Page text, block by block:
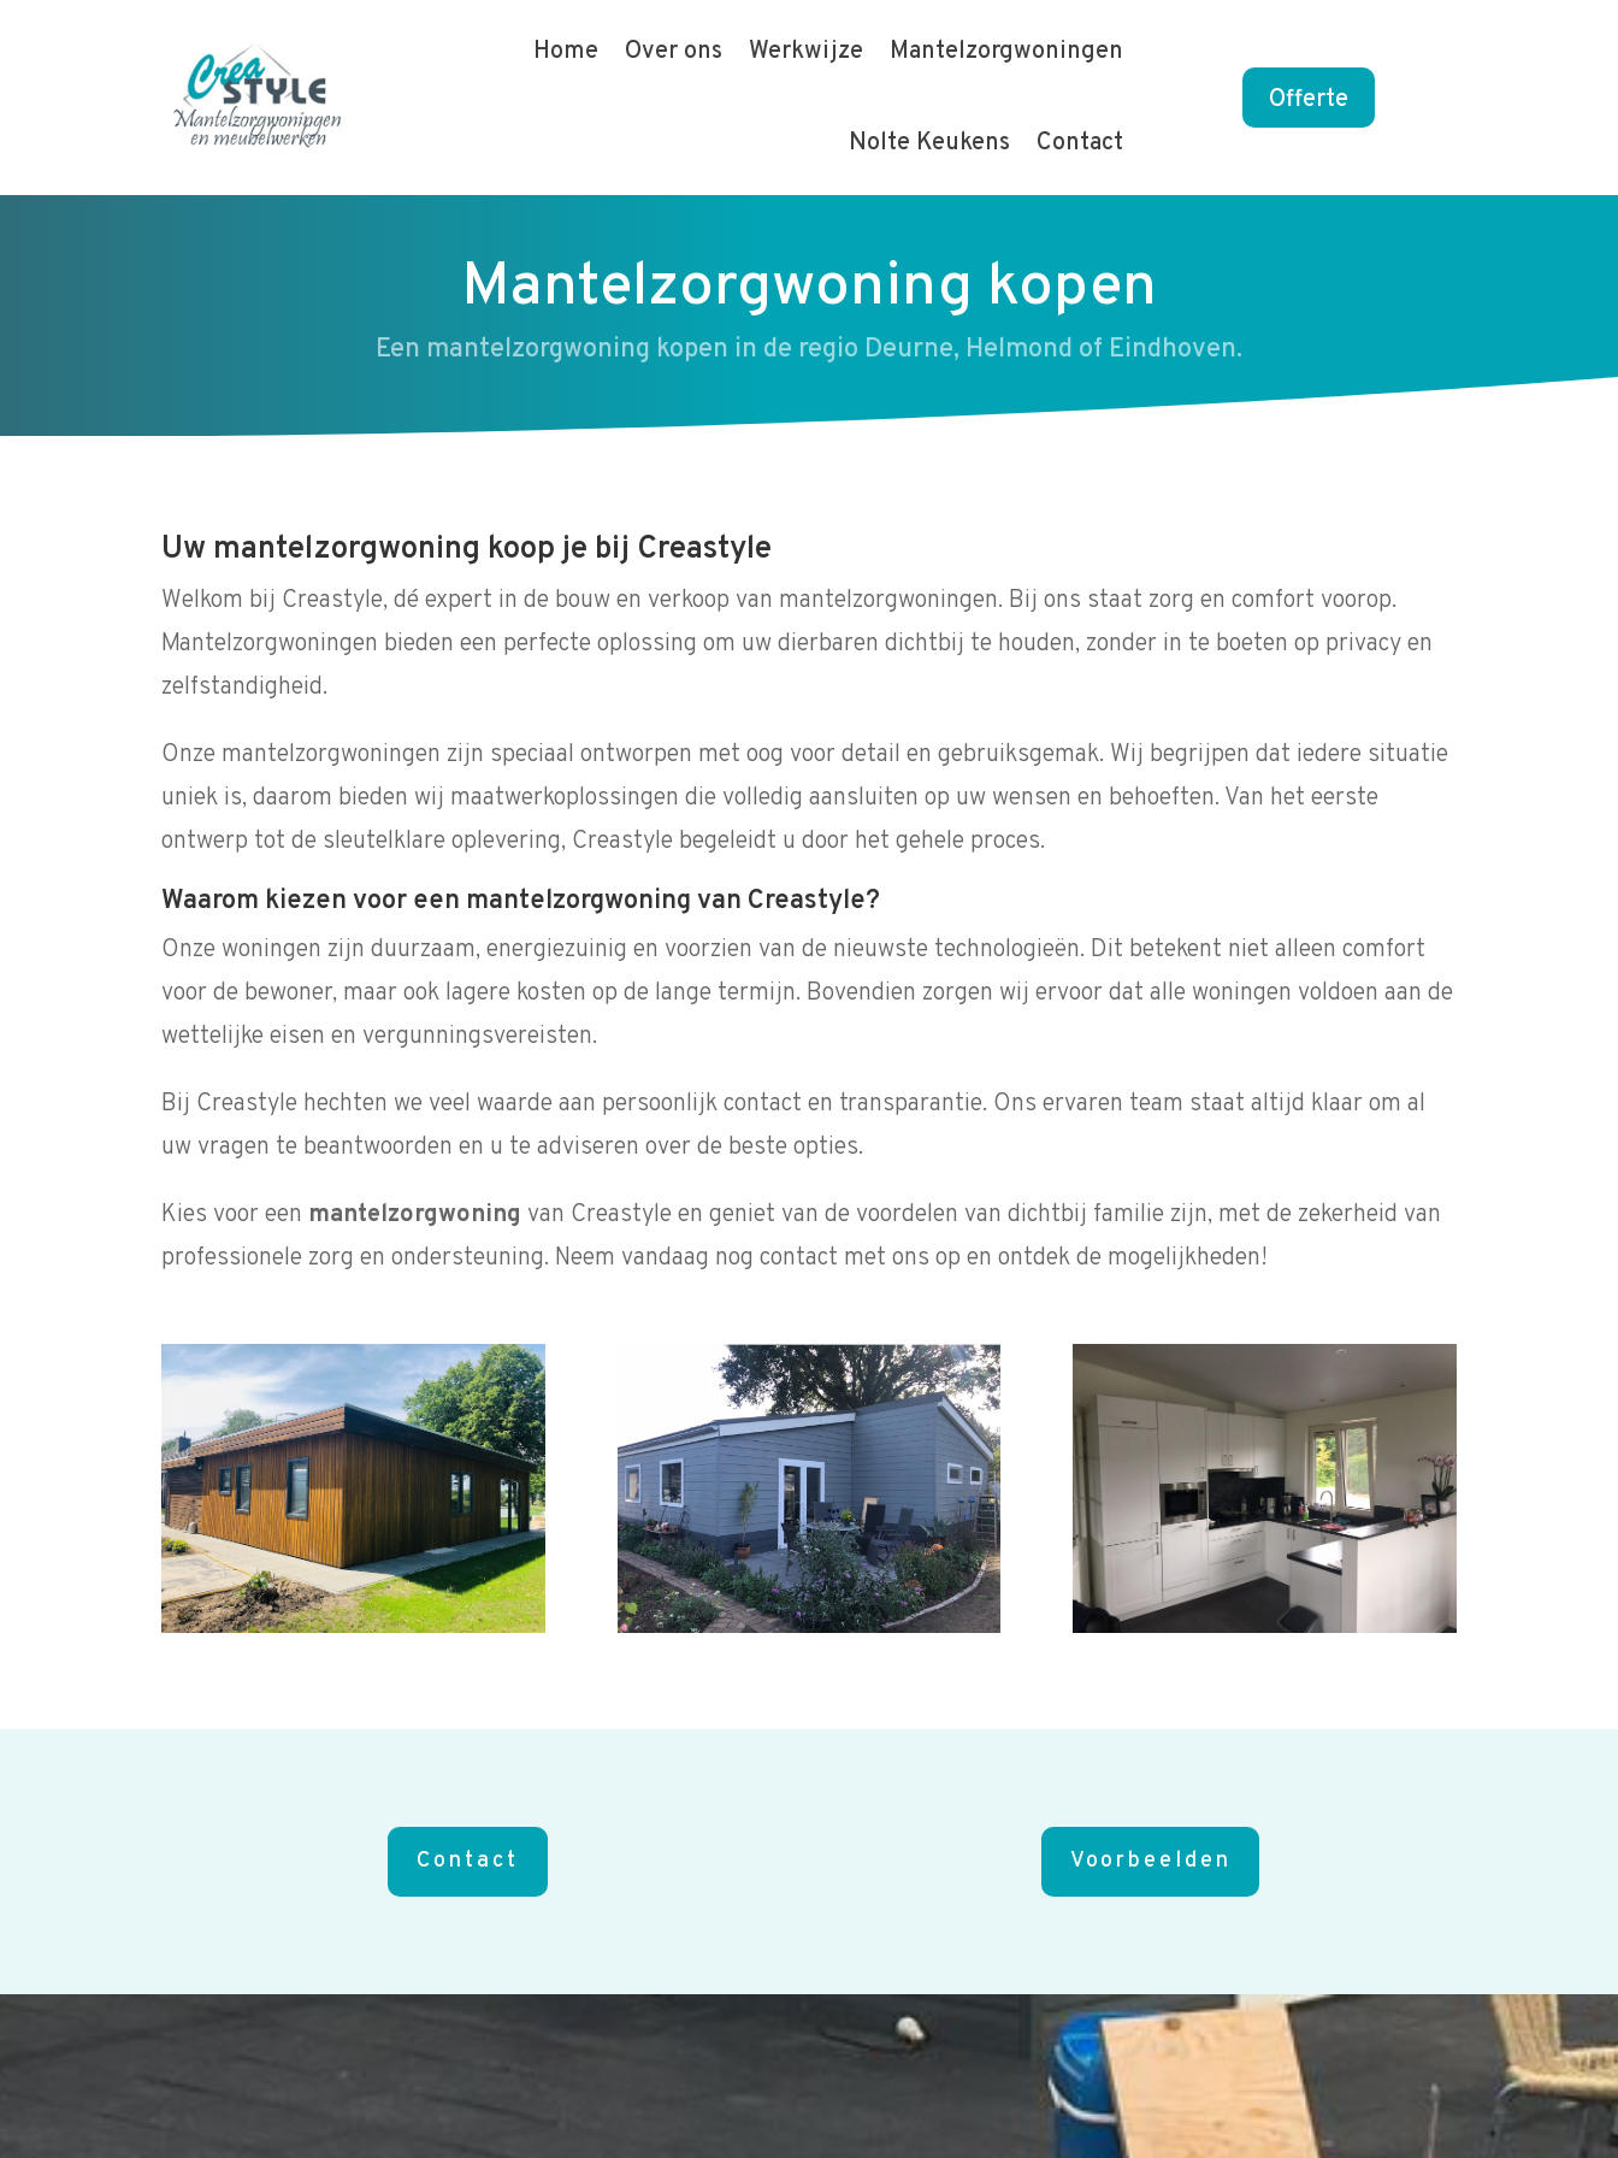
Home Over ons Werkwijze Mantelzorgwoningen
Nolte Keukens Contact
Offerte
Mantelzorgwoning kopen
Een mantelzorgwoning kopen in de regio Deurne, Helmond of Eindhoven.
Uw mantelzorgwoning koop je bij Creastyle
Welkom bij Creastyle, dé expert in de bouw en verkoop van mantelzorgwoningen. Bij ons staat zorg en comfort voorop.
Mantelzorgwoningen bieden een perfecte oplossing om uw dierbaren dichtbij te houden, zonder in te boeten op privacy en
zelfstandigheid.
Onze mantelzorgwoningen zijn speciaal ontworpen met oog voor detail en gebruiksgemak. Wij begrijpen dat iedere situatie
uniek is, daarom bieden wij maatwerkoplossingen die volledig aansluiten op uw wensen en behoeften. Van het eerste
ontwerp tot de sleutelklare oplevering, Creastyle begeleidt u door het gehele proces.
Waarom kiezen voor een mantelzorgwoning van Creastyle?
Onze woningen zijn duurzaam, energiezuinig en voorzien van de nieuwste technologieën. Dit betekent niet alleen comfort
voor de bewoner, maar ook lagere kosten op de lange termijn. Bovendien zorgen wij ervoor dat alle woningen voldoen aan de
wettelijke eisen en vergunningsvereisten.
Bij Creastyle hechten we veel waarde aan persoonlijk contact en transparantie. Ons ervaren team staat altijd klaar om al
uw vragen te beantwoorden en u te adviseren over de beste opties.
Kies voor een mantelzorgwoning van Creastyle en geniet van de voordelen van dichtbij familie zijn, met de zekerheid van
professionele zorg en ondersteuning. Neem vandaag nog contact met ons op en ontdek de mogelijkheden!
Contact Voorbeelden